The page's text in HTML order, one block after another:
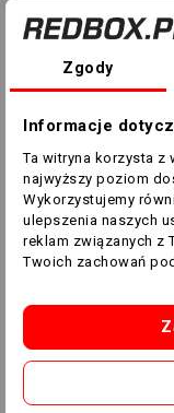
Butylowy
Kolor
Slime
Kod
Waga - 290
Zgody
Informacje
Ta witryna korzysta z
najwyższy poziom
Wykorzystujemy
ulepszenia naszych
reklam związanych z
Twoich zachowań